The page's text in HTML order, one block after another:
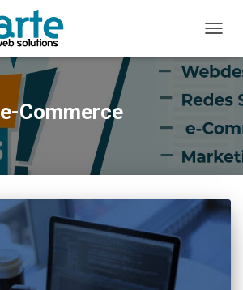
A
e-Commerce